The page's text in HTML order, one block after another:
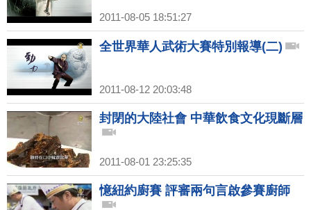
2011-08-05 18:51:27
全世界華人武術大賽特別報導(二)
2011-08-12 20:03:48
封閉的大陸社會 中華飲食文化現斷層
2011-08-01 23:25:35
憶紐約廚賽 評審兩句言啟參賽廚師